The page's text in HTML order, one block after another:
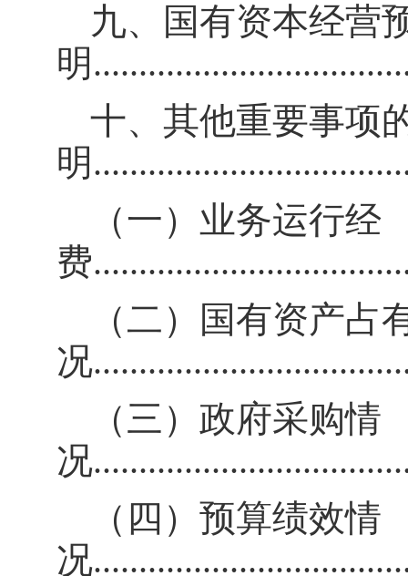
九、国有资本经营
明
十、其他重要事项
明
（一）业务运行经
费
（二）国有资产占
况
（三）政府采购情
况
（四）预算绩效情
况